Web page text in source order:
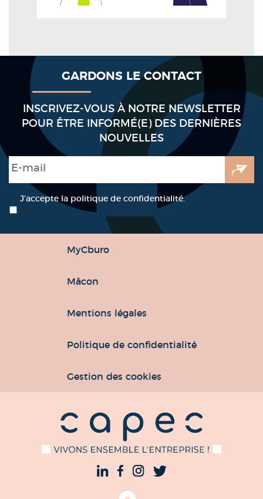
GARDONS LE CONTACT
INSCRIVEZ-VOUS À NOTRE NEWSLETTER
POUR ÊTRE INFORMÉ(E) DES DERNIÈRES
NOUVELLES
E-mail
RGPD *
J’accepte la politique de confidentialité.
*
MyCburo
Mâcon
Mentions légales
Politique de confidentialité
Gestion des cookies